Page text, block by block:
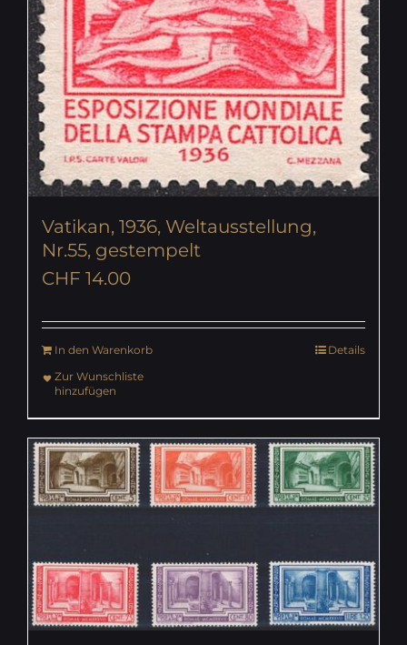
Vatikan, 1936, Weltausstellung,
Nr.55, gestempelt
CHF 14.00
In den Warenkorb
Details
Zur Wunschliste
hinzufügen